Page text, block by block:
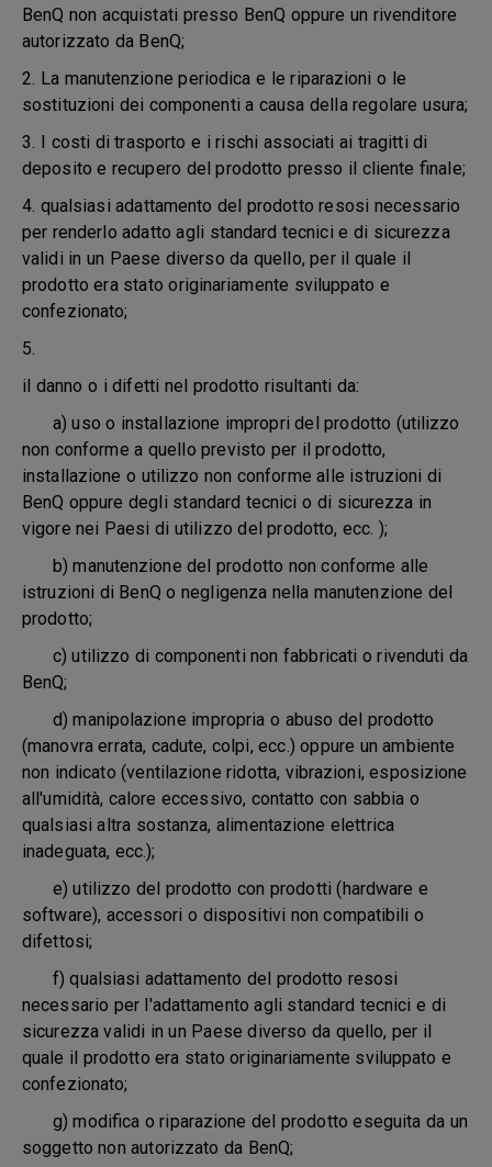
BenQ non acquistati presso BenQ oppure un rivenditore
autorizzato da BenQ;
2. La manutenzione periodica e le riparazioni o le
sostituzioni dei componenti a causa della regolare usura;
3. I costi di trasporto e i rischi associati ai tragitti di
deposito e recupero del prodotto presso il cliente finale;
4. qualsiasi adattamento del prodotto resosi necessario
per renderlo adatto agli standard tecnici e di sicurezza
validi in un Paese diverso da quello, per il quale il
prodotto era stato originariamente sviluppato e
confezionato;
5.
il danno o i difetti nel prodotto risultanti da:
a) uso o installazione impropri del prodotto (utilizzo
non conforme a quello previsto per il prodotto,
installazione o utilizzo non conforme alle istruzioni di
BenQ oppure degli standard tecnici o di sicurezza in
vigore nei Paesi di utilizzo del prodotto, ecc. );
b) manutenzione del prodotto non conforme alle
istruzioni di BenQ o negligenza nella manutenzione del
prodotto;
c) utilizzo di componenti non fabbricati o rivenduti da
BenQ;
d) manipolazione impropria o abuso del prodotto
(manovra errata, cadute, colpi, ecc.) oppure un ambiente
non indicato (ventilazione ridotta, vibrazioni, esposizione
all'umidità, calore eccessivo, contatto con sabbia o
qualsiasi altra sostanza, alimentazione elettrica
inadeguata, ecc.);
e) utilizzo del prodotto con prodotti (hardware e
software), accessori o dispositivi non compatibili o
difettosi;
f) qualsiasi adattamento del prodotto resosi
necessario per l'adattamento agli standard tecnici e di
sicurezza validi in un Paese diverso da quello, per il
quale il prodotto era stato originariamente sviluppato e
confezionato;
g) modifica o riparazione del prodotto eseguita da un
soggetto non autorizzato da BenQ;